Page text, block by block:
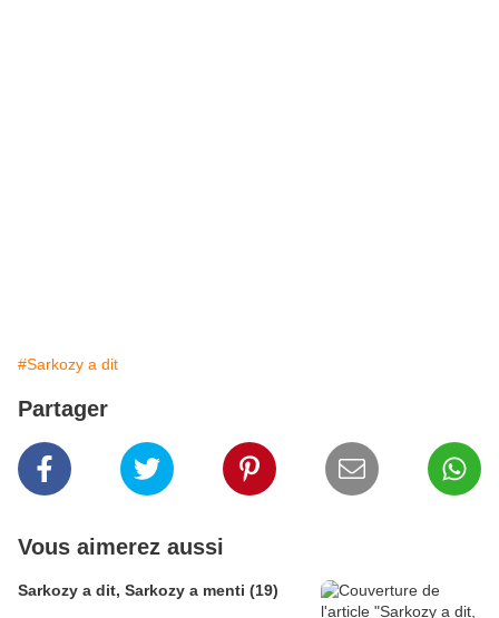
#Sarkozy a dit
Partager
Vous aimerez aussi
Sarkozy a dit, Sarkozy a menti (19)